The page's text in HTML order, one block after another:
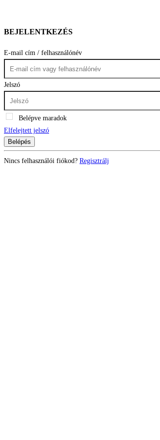
BEJELENTKEZÉS
E-mail cím / felhasználónév
Jelszó
Belépve maradok
Elfelejtett jelszó
Belépés
Nincs felhasználói fiókod? Regisztrálj